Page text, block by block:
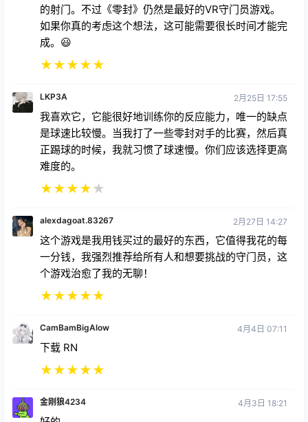
的射门。不过《零封》仍然是最好的VR守门员游戏。
如果你真的考虑这个想法，这可能需要很长时间才能完
成。😃
★★★★★
LKP3A 2月25日 17:55
我喜欢它，它能很好地训练你的反应能力，唯一的缺点
是球速比较慢。当我打了一些零封对手的比赛，然后真
正踢球的时候，我就习惯了球速慢。你们应该选择更高
难度的。
★★★★★
alexdagoat.83267 2月27日 14:27
这个游戏是我用钱买过的最好的东西，它值得我花的每
一分钱，我强烈推荐给所有人和想要挑战的守门员，这
个游戏治愈了我的无聊！
★★★★★
CamBamBigAlow 4月4日 07:11
下载 RN
★★★★★
金刚狼4234 4月3日 18:21